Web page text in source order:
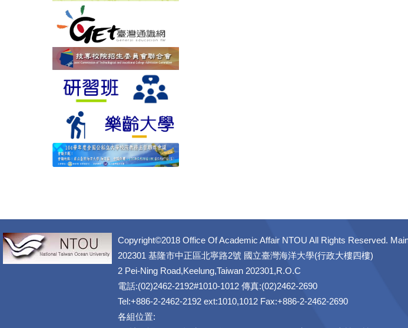
Copyright©2018 Office Of Academic Affair NTOU All Rights Reserved.
202301 基隆市中正區北寧路2號 國立臺灣海洋大學(行政大樓四樓)
2 Pei-Ning Road,Keelung,Taiwan 202301,R.O.C
電話:(02)2462-2192#1010-1012 傳真:(02)2462-2690
Tel:+886-2-2462-2192 ext:1010,1012 Fax:+886-2-2462-2690
各組位置: